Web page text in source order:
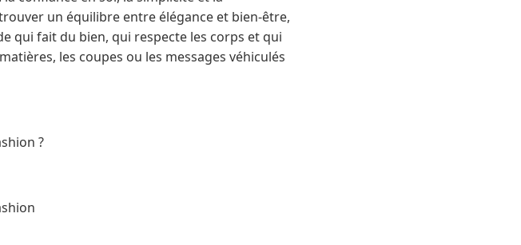
un équilibre entre élégance et bien-être,
qui fait du bien, qui respecte les corps et qui
les coupes ou les messages véhiculés
?